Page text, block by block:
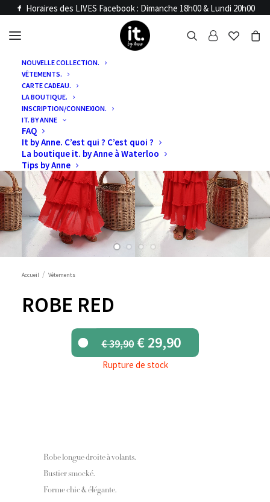
Horaires des LIVES Facebook : Dimanche 18h00 & Lundi 20h00
NOUVELLE COLLECTION.
VÊTEMENTS.
CARTE CADEAU.
LA BOUTIQUE.
INSCRIPTION/CONNEXION.
IT. BY ANNE
FAQ
It by Anne. C’est qui ? C’est quoi ?
La boutique it. by Anne à Waterloo
Tips by Anne
Accueil Vêtements
ROBE RED
€39,90 Le
prix
€29,90Le
prix
Rupture de stock
Robe longue droite à volants.
Bustier smocké.
Forme chic & élégante.